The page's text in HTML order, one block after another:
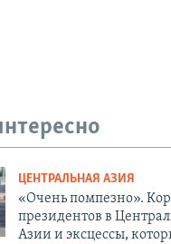
ЦЕНТРАЛЬНАЯ АЗИЯ
«Очень помпезно».
президентов в
Азии и эксцессы,